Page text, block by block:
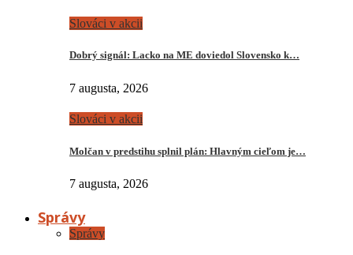
Slováci v akcii
Dobrý signál: Lacko na ME doviedol Slovensko k…
7 augusta, 2026
Slováci v akcii
Molčan v predstihu splnil plán: Hlavným cieľom je…
7 augusta, 2026
Správy
Správy